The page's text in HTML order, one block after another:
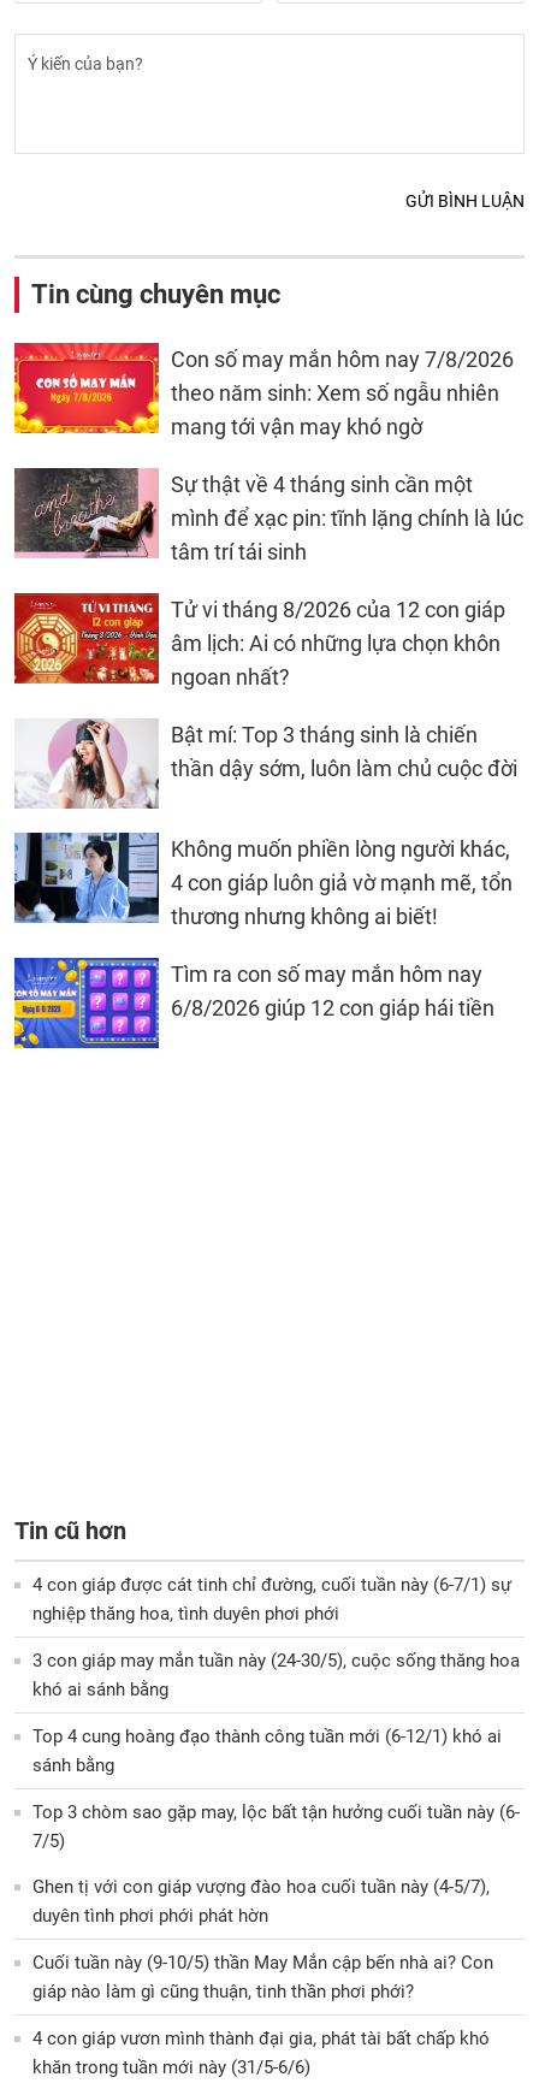
GỬI BÌNH LUẬN
Tin cùng chuyên mục
Con số may mắn hôm nay 7/8/2026
theo năm sinh: Xem số ngẫu nhiên
mang tới vận may khó ngờ
Sự thật về 4 tháng sinh cần một
mình để xạc pin: tĩnh lặng chính là lúc
tâm trí tái sinh
Tử vi tháng 8/2026 của 12 con giáp
âm lịch: Ai có những lựa chọn khôn
ngoan nhất?
Bật mí: Top 3 tháng sinh là chiến
thần dậy sớm, luôn làm chủ cuộc đời
Không muốn phiền lòng người khác,
4 con giáp luôn giả vờ mạnh mẽ, tổn
thương nhưng không ai biết!
Tìm ra con số may mắn hôm nay
6/8/2026 giúp 12 con giáp hái tiền
Tin cũ hơn
4 con giáp được cát tinh chỉ đường, cuối tuần này (6-7/1) sự
nghiệp thăng hoa, tình duyên phơi phới
3 con giáp may mắn tuần này (24-30/5), cuộc sống thăng hoa
khó ai sánh bằng
Top 4 cung hoàng đạo thành công tuần mới (6-12/1) khó ai
sánh bằng
Top 3 chòm sao gặp may, lộc bất tận hưởng cuối tuần này (6-
7/5)
Ghen tị với con giáp vượng đào hoa cuối tuần này (4-5/7),
duyên tình phơi phới phát hờn
Cuối tuần này (9-10/5) thần May Mắn cập bến nhà ai? Con
giáp nào làm gì cũng thuận, tinh thần phơi phới?
4 con giáp vươn mình thành đại gia, phát tài bất chấp khó
khăn trong tuần mới này (31/5-6/6)